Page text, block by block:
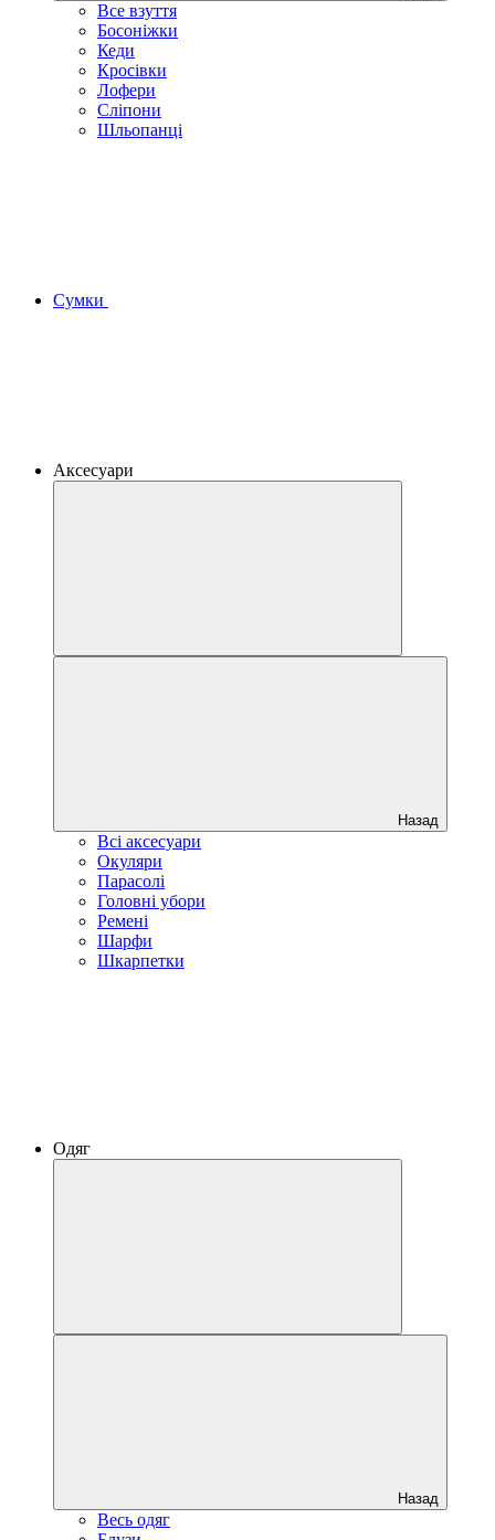
Все взуття
Босоніжки
Кеди
Кросівки
Лофери
Сліпони
Шльопанці
Сумки
Аксесуари
Назад
Всі аксесуари
Окуляри
Парасолі
Головні убори
Ремені
Шарфи
Шкарпетки
Одяг
Назад
Весь одяг